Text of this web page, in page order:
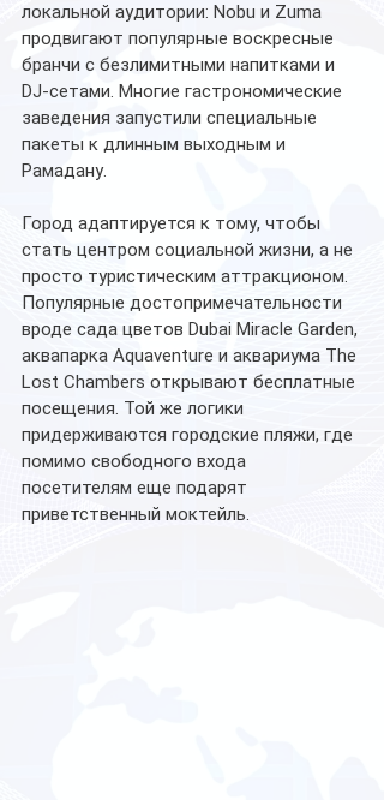
локальной аудитории: Nobu и Zuma
продвигают популярные воскресные
бранчи с безлимитными напитками и
DJ-сетами. Многие гастрономические
заведения запустили специальные
пакеты к длинным выходным и
Рамадану.
Город адаптируется к тому, чтобы
стать центром социальной жизни, а не
просто туристическим аттракционом.
Популярные достопримечательности
вроде сада цветов Dubai Miracle Garden,
аквапарка Aquaventure и аквариума The
Lost Chambers открывают бесплатные
посещения. Той же логики
придерживаются городские пляжи, где
помимо свободного входа
посетителям еще подарят
приветственный моктейль.